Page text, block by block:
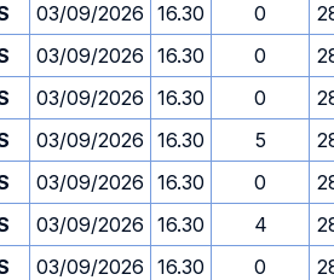
03/09/2026 16.30 0
03/09/2026 16.30 0
03/09/2026 16.30 0
03/09/2026 16.30 5
03/09/2026 16.30 0
03/09/2026 16.30 4
03/09/2026 16.30 0